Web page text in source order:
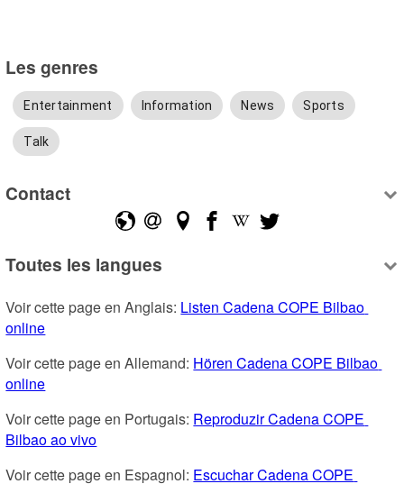
Les genres
Entertainment Information News Sports
Talk
Contact
Toutes les langues
Voir cette page en Anglais: Listen Cadena COPE Bilbao
online
Voir cette page en Allemand: Hören Cadena COPE Bilbao
online
Voir cette page en Portugais: Reproduzir Cadena COPE
Bilbao ao vivo
Voir cette page en Espagnol: Escuchar Cadena COPE